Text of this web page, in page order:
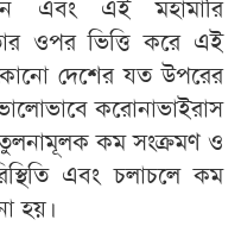
ওপর ভিত্তি করে এই
দেশের যত উপরের
করোনাভাইরাস
কম সংক্রমণ ও
এবং চলাচলে কম
হয়।